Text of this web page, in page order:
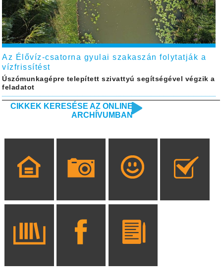
Az Élővíz-csatorna gyulai szakaszán folytatják a
vízfrissítést
Úszómunkagépre telepített szivattyú segítségével végzik a
feladatot
CIKKEK KERESÉSE AZ ONLINE
ARCHÍVUMBAN